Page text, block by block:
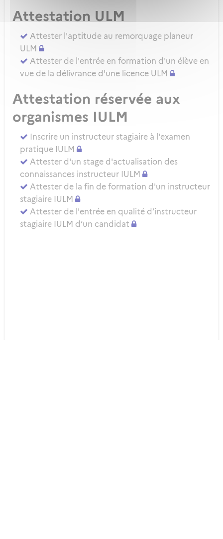
Attestation ULM
Attester l'aptitude au remorquage planeur
ULM
Attester de l'entrée en formation d'un élève en
vue de la délivrance d'une licence ULM
Attestation réservée aux
organismes IULM
Inscrire un instructeur stagiaire à l'examen
pratique IULM
Attester d'un stage d'actualisation des
connaissances instructeur IULM
Attester de la fin de formation d'un instructeur
stagiaire IULM
Attester de l'entrée en qualité d’instructeur
stagiaire IULM d’un candidat